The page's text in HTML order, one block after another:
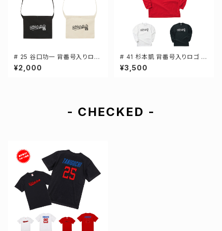
# 25 谷口功一 背番号入りロゴ
キャンバスサコッシュ 選手還元
2カラー 001461
¥2,000
# 41 杉本凱 背番号入りロゴ ド
ライTシャツ 長袖 選手還元 3カ
ラー S-5Lサイズ 000304
¥3,500
- CHECKED -